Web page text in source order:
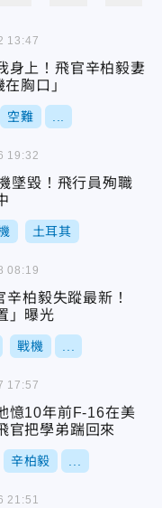
身上！飛官辛柏毅妻
胸口」
空難
13:47
墜毀！飛行員殉職
土耳其
19:32
柏毅失蹤最新！
」曝光
戰機
08:19
憶10年前F-16在美
把學弟踹回來
辛柏毅
17:57
21:51